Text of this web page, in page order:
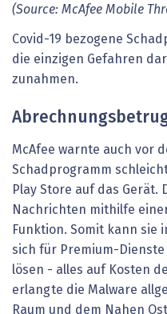
(Source: McAfee Mobile
Covid-19 bezogene
die einzigen Gefahren
zunahmen.
McAfee warnte auch vor
Schadprogramm
Play Store auf das Gerät.
Nachrichten mithilfe
Funktion. Somit kann sie
sich für Premium-
lösen - alles auf Kosten
erlangte die Malware
Raum und dem Nahen